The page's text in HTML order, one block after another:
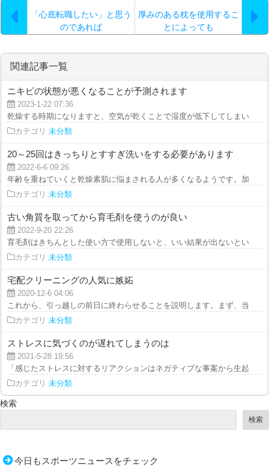
「心底転職したい」と思う
のであれば
厚みのある枕を使用するこ
とによっても
関連記事一覧
ニキビの状態が悪くなることが予測されます
2023-1-22 07:36
乾燥する時期になりますと、空気が乾くことで湿度が低下してしまいます
カテゴリ 未分類
20～25回はきっちりとすすぎ洗いをする必要があります
2022-6-6 09:26
年齢を重ねていくと乾燥素肌に悩まされる人が多くなるようです。加齢と
カテゴリ 未分類
古い角質を取ってから育毛剤を使うのが良い
2022-9-20 22:26
育毛剤はきちんとした使い方で使用しないと、いい結果が出ないというこ
カテゴリ 未分類
宅配クリーニングの人気に嫉妬
2020-12-6 04:06
これから、引っ越しの前日に終わらせることを説明します。まず、当日の
カテゴリ 未分類
ストレスに気づくのが遅れてしまうのは
2021-5-28 19:56
「感じたストレスに対するリアクションはネガティブな事案から生起する
カテゴリ 未分類
検索
検索
今日もスポーツニュースをチェック